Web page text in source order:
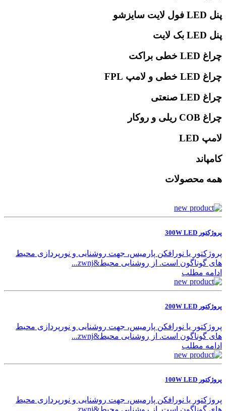
پنل LED فول لایت سایزشو
پنل LED بک لایت
چراغ LED خطی براکت
چراغ LED خطی و لامپ FPL
چراغ LED صنعتی
چراغ COB ریلی و روکار
لامپ LED
کامپاند
همه محصولات
پروژکتور 300W LED
پروژکتور یا نورافکن پارمیس، جهت روشنایی و نورپردازی محیط‌
های گوناگون است. از روشنایی محیط&zwnj...
ادامه مطلب
پروژکتور 200W LED
پروژکتور یا نورافکن پارمیس، جهت روشنایی و نورپردازی محیط‌
های گوناگون است. از روشنایی محیط&zwnj...
ادامه مطلب
پروژکتور 100W LED
پروژکتور یا نورافکن پارمیس، جهت روشنایی و نورپردازی محیط‌